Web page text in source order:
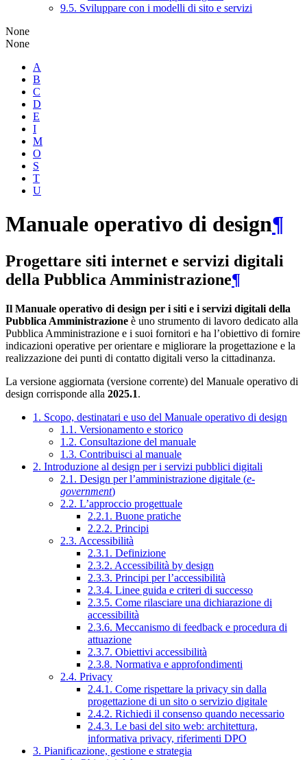
9.5. Sviluppare con i modelli di sito e servizi
None
None
A
B
C
D
E
I
M
O
S
T
U
Manuale operativo di design¶
Progettare siti internet e servizi digitali
della Pubblica Amministrazione¶
Il Manuale operativo di design per i siti e i servizi digitali della
Pubblica Amministrazione è uno strumento di lavoro dedicato alla
Pubblica Amministrazione e i suoi fornitori e ha l’obiettivo di fornire
indicazioni operative per orientare e migliorare la progettazione e la
realizzazione dei punti di contatto digitali verso la cittadinanza.
La versione aggiornata (versione corrente) del Manuale operativo di
design corrisponde alla 2025.1.
1. Scopo, destinatari e uso del Manuale operativo di design
1.1. Versionamento e storico
1.2. Consultazione del manuale
1.3. Contribuisci al manuale
2. Introduzione al design per i servizi pubblici digitali
2.1. Design per l’amministrazione digitale (e-
government)
2.2. L’approccio progettuale
2.2.1. Buone pratiche
2.2.2. Principi
2.3. Accessibilità
2.3.1. Definizione
2.3.2. Accessibilità by design
2.3.3. Principi per l’accessibilità
2.3.4. Linee guida e criteri di successo
2.3.5. Come rilasciare una dichiarazione di
accessibilità
2.3.6. Meccanismo di feedback e procedura di
attuazione
2.3.7. Obiettivi accessibilità
2.3.8. Normativa e approfondimenti
2.4. Privacy
2.4.1. Come rispettare la privacy sin dalla
progettazione di un sito o servizio digitale
2.4.2. Richiedi il consenso quando necessario
2.4.3. Le basi del sito web: architettura,
informativa privacy, riferimenti DPO
3. Pianificazione, gestione e strategia